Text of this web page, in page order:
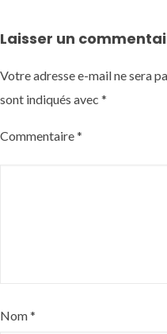
Laisser un
Votre adresse e-mail ne sera
sont indiqués avec *
Commentaire*
Nom*